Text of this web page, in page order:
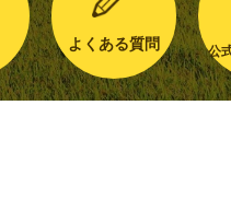
よくある質問 公